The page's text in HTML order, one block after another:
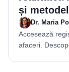
și
Dr. Maria
Accesează
afaceri.